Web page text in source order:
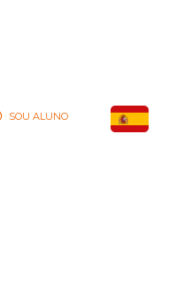
SOU ALUNO